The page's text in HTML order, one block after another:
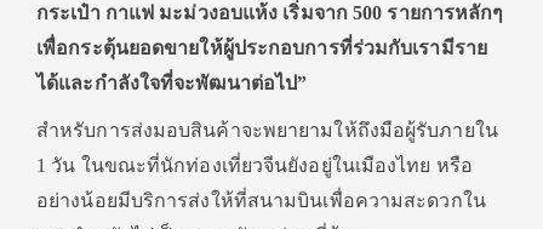
กระเป๋า กาแฟ มะม่วงอบแห้ง เริ่มจาก 500 รายการหลักๆ
เพื่อกระตุ้นยอดขายให้ผู้ประกอบการที่ร่วมกับเรามีราย
ได้และกำลังใจที่จะพัฒนาต่อไป”
สำหรับการส่งมอบสินค้าจะพยายามให้ถึงมือผู้รับภายใน
1 วัน ในขณะที่นักท่องเที่ยวจีนยังอยู่ในเมืองไทย หรือ
อย่างน้อยมีบริการส่งให้ที่สนามบินเพื่อความสะดวกใน